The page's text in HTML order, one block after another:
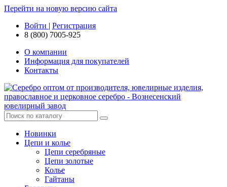
Перейти на новую версию сайта
Войти | Регистрация
8 (800) 7005-925
О компании
Информация для покупателей
Контакты
Новинки
Цепи и колье
Цепи серебряные
Цепи золотые
Колье
Гайтаны